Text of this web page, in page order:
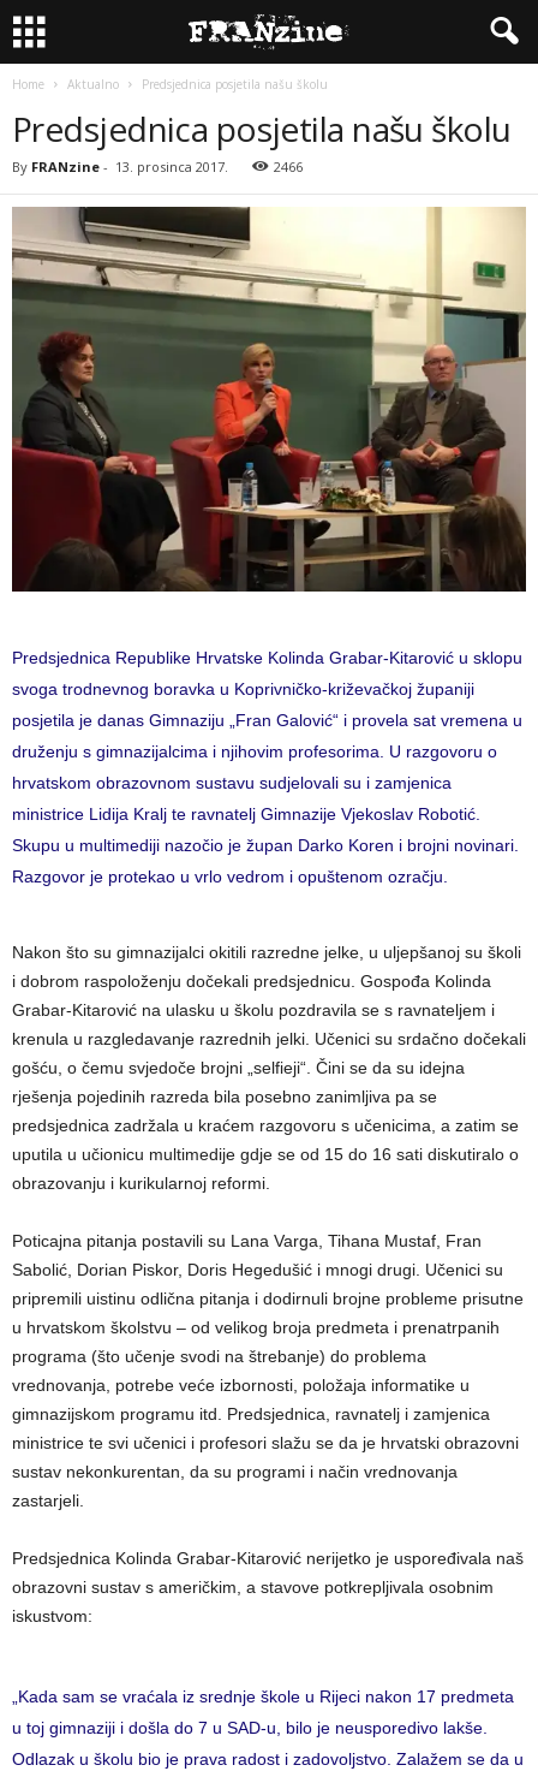
Home Aktualno Predsjednica posjetila našu školu
Predsjednica posjetila našu školu
By FRANzine - 13. prosinca 2017. 2466
Predsjednica Republike Hrvatske Kolinda Grabar-Kitarović u sklopu
svoga trodnevnog boravka u Koprivničko-križevačkoj županiji
posjetila je danas Gimnaziju „Fran Galović“ i provela sat vremena u
druženju s gimnazijalcima i njihovim profesorima. U razgovoru o
hrvatskom obrazovnom sustavu sudjelovali su i zamjenica
ministrice Lidija Kralj te ravnatelj Gimnazije Vjekoslav Robotić.
Skupu u multimediji nazočio je župan Darko Koren i brojni novinari.
Razgovor je protekao u vrlo vedrom i opuštenom ozračju.
Nakon što su gimnazijalci okitili razredne jelke, u uljepšanoj su školi
i dobrom raspoloženju dočekali predsjednicu. Gospođa Kolinda
Grabar-Kitarović na ulasku u školu pozdravila se s ravnateljem i
krenula u razgledavanje razrednih jelki. Učenici su srdačno dočekali
gošću, o čemu svjedoče brojni „selfieji“. Čini se da su idejna
rješenja pojedinih razreda bila posebno zanimljiva pa se
predsjednica zadržala u kraćem razgovoru s učenicima, a zatim se
uputila u učionicu multimedije gdje se od 15 do 16 sati diskutiralo o
obrazovanju i kurikularnoj reformi.
Poticajna pitanja postavili su Lana Varga, Tihana Mustaf, Fran
Sabolić, Dorian Piskor, Doris Hegedušić i mnogi drugi. Učenici su
pripremili uistinu odlična pitanja i dodirnuli brojne probleme prisutne
u hrvatskom školstvu – od velikog broja predmeta i prenatrpanih
programa (što učenje svodi na štrebanje) do problema
vrednovanja, potrebe veće izbornosti, položaja informatike u
gimnazijskom programu itd. Predsjednica, ravnatelj i zamjenica
ministrice te svi učenici i profesori slažu se da je hrvatski obrazovni
sustav nekonkurentan, da su programi i način vrednovanja
zastarjeli.
Predsjednica Kolinda Grabar-Kitarović nerijetko je uspoređivala naš
obrazovni sustav s američkim, a stavove potkrepljivala osobnim
iskustvom:
„Kada sam se vraćala iz srednje škole u Rijeci nakon 17 predmeta
u toj gimnaziji i došla do 7 u SAD-u, bilo je neusporedivo lakše.
Odlazak u školu bio je prava radost i zadovoljstvo. Zalažem se da u